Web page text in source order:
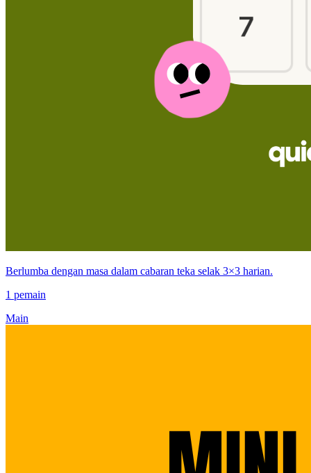
Berlumba dengan masa dalam cabaran teka selak 3×3 harian.
1 pemain
Main